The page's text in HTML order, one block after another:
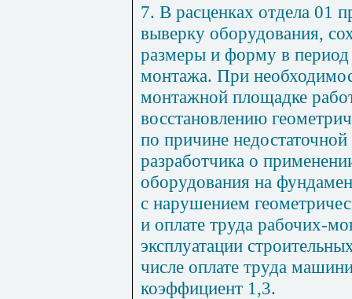
7. В расценках отдела 01
выверку оборудования,
размеры и форму в период
монтажа. При
монтажной площадке
восстановлению
по причине
разработчика о
оборудования на
с нарушением
и оплате труда рабочих-
эксплуатации
числе оплате труда
коэффициент 1,3.